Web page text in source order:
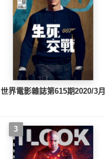
世界電影雜誌第615期2020/3月
3